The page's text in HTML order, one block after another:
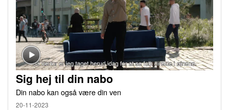
Sig hej til din nabo
Din nabo kan også være din ven
20-11-2023